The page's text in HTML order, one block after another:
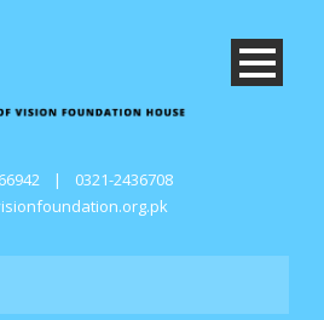
|
0321-2436708